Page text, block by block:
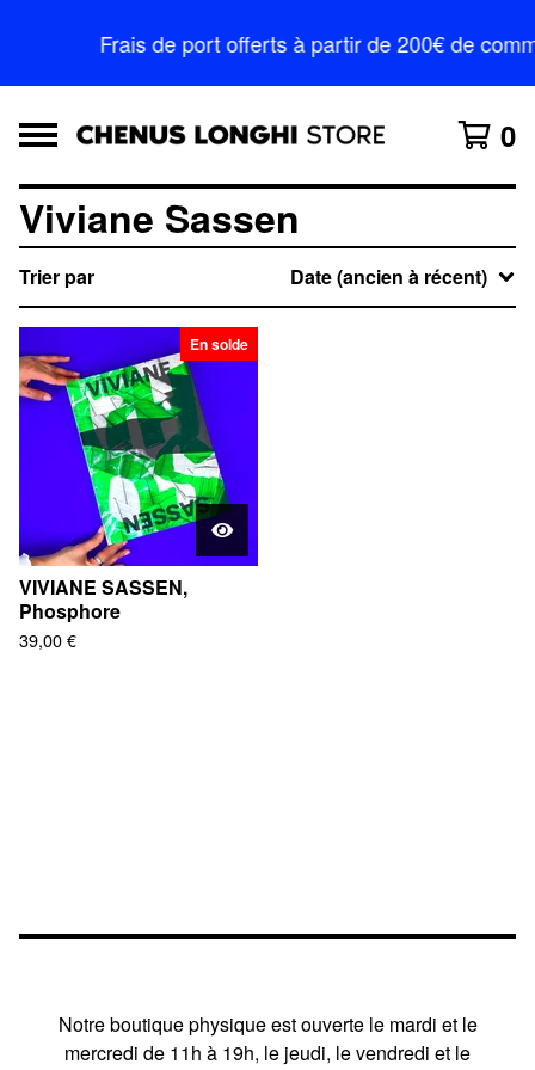
Frais de port offerts à partir de 200€ de
0
Viviane Sassen
Trier par Date (ancien à récent)
En solde
VIVIANE SASSEN,
Phosphore
39,00€
Notre boutique physique est ouverte le mardi et le
mercredi de 11h à 19h, le jeudi, le vendredi et le